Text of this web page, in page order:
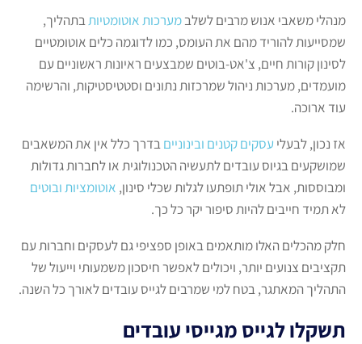
מנהלי משאבי אנוש מרבים לשלבמערכות אוטומטיותבתהליך,
שמסייעות להוריד מהם את העומס, כמו לדוגמה כלים אוטומטיים
לסינון קורות חיים, צ'אט-בוטים שמבצעים ראיונות ראשוניים עם
מועמדים, מערכות ניהול שמרכזות נתונים וסטטיסטיקות, והרשימה
עוד ארוכה.
אז נכון, לבעלי עסקים קטנים ובינונייםבדרך כלל אין את המשאבים
שמושקעים בגיוס עובדים לתעשיה הטכנולוגית או לחברות גדולות
ומבוססות, אבל אולי תופתעו לגלות שכלי סינון, אוטומציות ובוטים
לא תמיד חייבים להיות סיפור יקר כל כך.
חלק מהכלים האלו מותאמים באופן ספציפי גם לעסקים וחברות עם
תקציבים צנועים יותר, ויכולים לאפשר חיסכון משמעותי וייעול של
התהליך המאתגר, בטח למי שמרבים לגייס עובדים לאורך כל השנה.
תשקלו לגייס מגייסי עובדים